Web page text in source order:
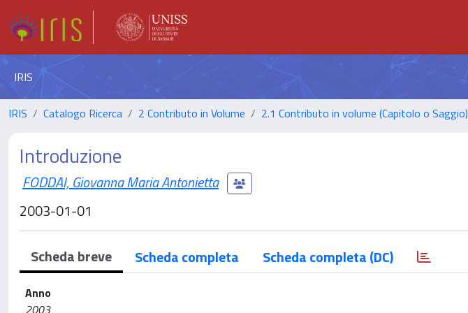
IRIS
IRIS Catalogo Ricerca 2 Contributo in Volume 2.1 Contributo in volume (Capitolo o Saggio)
Introduzione
FODDAI, Giovanna Maria Antonietta
2003-01-01
Scheda breve Scheda completa Scheda completa (DC)
Anno
2003